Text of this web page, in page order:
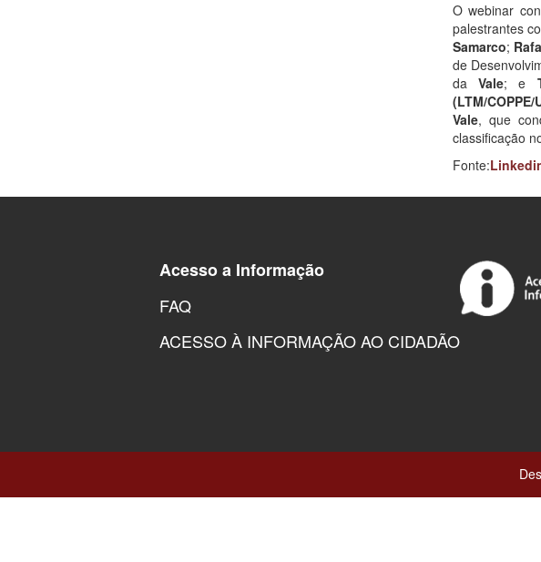
O webinar
palestrantes
Samarco;
de
da Vale; e
(LTM/COPPE/
Vale, que
classificação
Fonte:
Acesso a Informação
FAQ
ACESSO À INFORMAÇÃO AO CIDADÃO